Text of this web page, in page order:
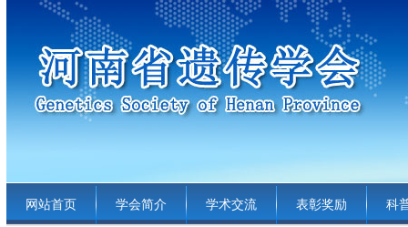
网站首页 学会简介 学术交流 表彰奖励 科